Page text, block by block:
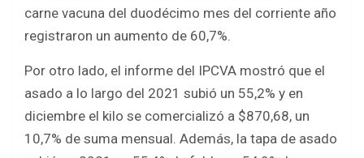
carne vacuna del duodécimo mes del corriente año
registraron un aumento de 60,7%.
Por otro lado, el informe del IPCVA mostró que el
asado a lo largo del 2021 subió un 55,2% y en
diciembre el kilo se comercializó a $870,68, un
10,7% de suma mensual. Además, la tapa de asado